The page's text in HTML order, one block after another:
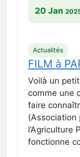
20 Jan
Actualités
FILM à
Voilà un
comme une
faire
(Association
l’Agriculture
fonctionne